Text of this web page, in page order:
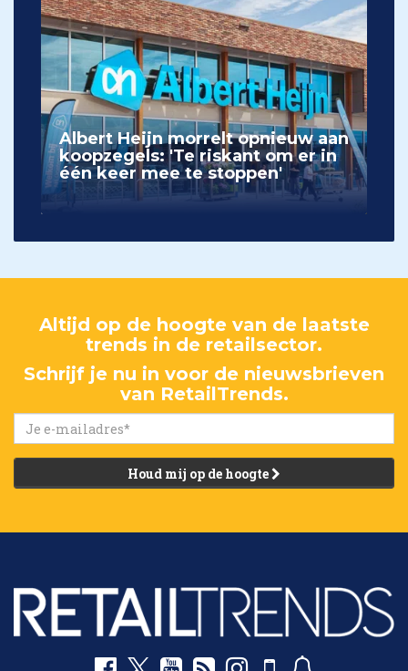
Albert Heijn morrelt opnieuw aan
koopzegels: 'Te riskant om er in
één keer mee te stoppen'
Altijd op de hoogte van de laatste
trends in de retailsector.
Schrijf je nu in voor de nieuwsbrieven
van RetailTrends.
Houd mij op de hoogte